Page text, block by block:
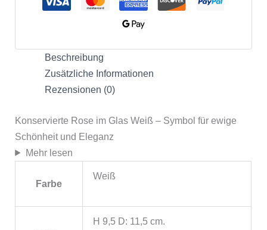
Beschreibung
Zusätzliche Informationen
Rezensionen (0)
Konservierte Rose im Glas Weiß – Symbol für ewige
Schönheit und Eleganz
Mehr lesen
Farbe
Weiß
H 9,5 D: 11,5 cm.